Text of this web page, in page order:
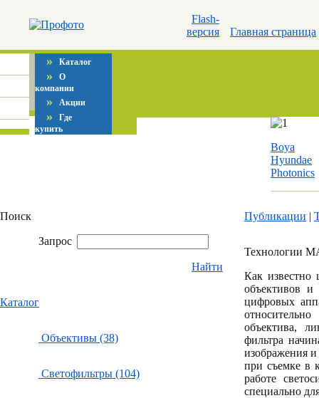
Flash-
версия
Главная страница
» Каталог
» О
компании
» Акции
» Где
купить
Boya
Hyundae
Photonics
Поиск
Запрос
Найти
Каталог
Объективы (38)
Светофильтры (104)
Публикации |
Технологии
Как известно
объективов и
цифровых
объектива,
фильтра
изображения
при съемке в
работе
специально